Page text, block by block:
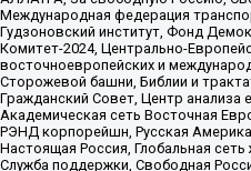
Международная федерация
Гудзоновский институт, Фонд
Комитет-2024, Центрально-
восточноевропейских и
Сторожевой башни, Библии и
Гражданский Совет, Центр анализа
Академическая сеть Восточная
РЭНД корпорейшн, Русская
Настоящая Россия, Глобальная
Служба поддержки, Свободная